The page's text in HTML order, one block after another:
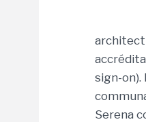
sign-on).
Serena